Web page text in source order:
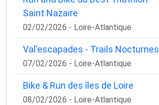
Saint Nazaire
02/02/2026 - Loire-Atlantique
Val'escapades - Trails Nocturnes
07/02/2026 - Loire-Atlantique
Bike & Run des îles de Loire
08/02/2026 - Loire-Atlantique